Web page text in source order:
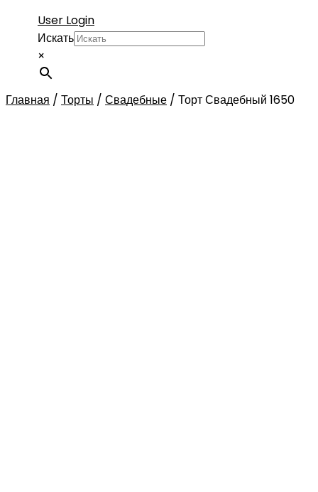
User Login
Искать
×
Главная / Торты / Свадебные / Торт Свадебный 1650